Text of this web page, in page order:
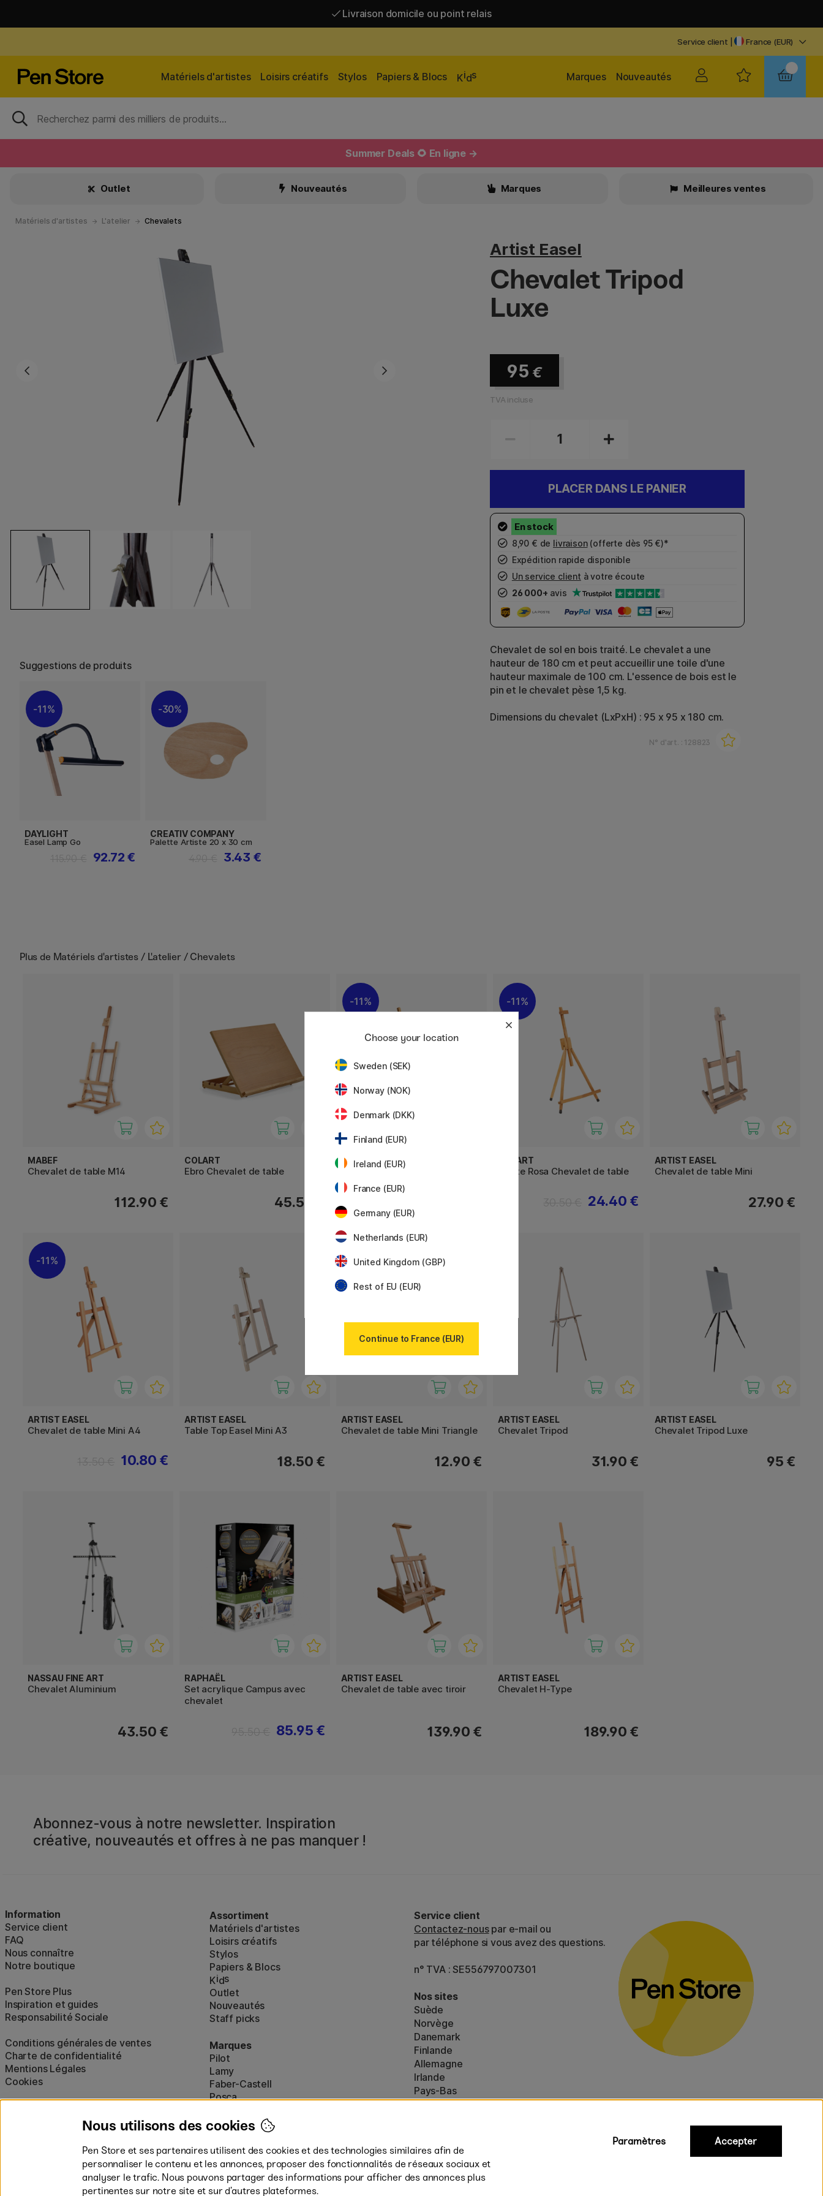
Livraison domicile ou point relais
Service client | France (EUR)
Matériels d'artistes Loisirs créatifs Stylos Papiers & Blocs Kids Nouveautés
Marques
Summer Deals 🌻 En ligne →
Outlet Nouveautés Marques Meilleures ventes
Matériels d'artistes L'atelier Chevalets
Suggestions de produits
11%
DAYLIGHT
Easel Lamp Go
92.72 €
30%
CREATIV COMPANY
Palette Artiste 20 x 30 cm
3.43 €
Artist Easel
Chevalet Tripod
Luxe
95 €
TVA incluse
PLACER DANS LE PANIER
8,90 € de livraison(offerte dès 95 €)*
Expédition rapide disponible
Un service client à votre écoute
26 000+ avis
Chevalet de sol en bois traité. Le chevalet a une
hauteur de 180 cm et peut accueillir une toile d'une
hauteur maximale de 100 cm. L'essence de bois est le
pin et le chevalet pèse 1,5 kg.
Dimensions du chevalet (LxPxH) : 95 x 95 x 180 cm.
N° d'art. : 128823
Plus de Matériels d'artistes / L'atelier / Chevalets
MABEF
Chevalet de table M14
112.90 €
COLART
Ebro Chevalet de table
45.50 €
11%
COLART
Varde Chevalet de table
11%
COLART
Monte Rosa Chevalet de table
24.40 €
ARTIST EASEL
Chevalet de table Mini
27.90 €
11%
ARTIST EASEL
Chevalet de table Mini A4
10.80 €
ARTIST EASEL
Table Top Easel Mini A3
18.50 €
ARTIST EASEL
Chevalet de table Mini Triangle
12.90 €
ARTIST EASEL
Chevalet Tripod
31.90 €
ARTIST EASEL
Chevalet Tripod Luxe
95 €
NASSAU FINE ART
Chevalet Aluminium
43.50 €
RAPHAËL
Set acrylique Campus avec
chevalet
85.95 €
ARTIST EASEL
Chevalet de table avec tiroir
139.90 €
ARTIST EASEL
Chevalet H-Type
189.90 €
Abonnez-vous à notre newsletter. Inspiration
créative, nouveautés et offres à ne pas manquer !
Information
Service client
FAQ
Nous connaître
Notre boutique
Pen Store Plus
Inspiration et guides
Responsabilité Sociale
Conditions générales de ventes
Charte de confidentialité
Mentions Légales
Cookies
Assortiment
Matériels d'artistes
Loisirs créatifs
Stylos
Papiers & Blocs
Kids
Outlet
Nouveautés
Staff picks
Marques
Pilot
Lamy
Faber-Castell
Posca
Afficher toutes (160)
Service client
Contactez-nouspar e-mail ou
par téléphone si vous avez des questions.
n° TVA : SE556797007301
Nos sites
Suède
Norvège
Danemark
Finlande
Allemagne
Irlande
Pays-Bas
Royaume-Uni
* Des conditions de livraison
s’appliquent aux produits volumineux.
Choose your location
Sweden (SEK)
Norway (NOK)
Denmark (DKK)
Finland (EUR)
Ireland (EUR)
France (EUR)
Germany (EUR)
Netherlands (EUR)
United Kingdom (GBP)
Rest of EU (EUR)
Continue to France (EUR)
Nous utilisons des cookies
Pen Store et ses partenaires utilisent des cookies et des technologies similaires afin de
personnaliser le contenu et les annonces, proposer des fonctionnalités de réseaux sociaux et
analyser le trafic. Nous pouvons partager des informations pour afficher des annonces plus
pertinentes sur notre site et sur d’autres plateformes.
Paramètres Accepter